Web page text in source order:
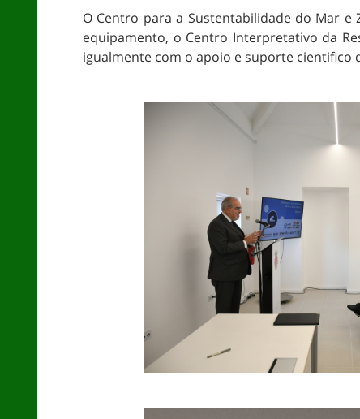
O Centro para a Sustentabilidade do Mar
equipamento, o Centro Interpretativo da
igualmente com o apoio e suporte cientifico